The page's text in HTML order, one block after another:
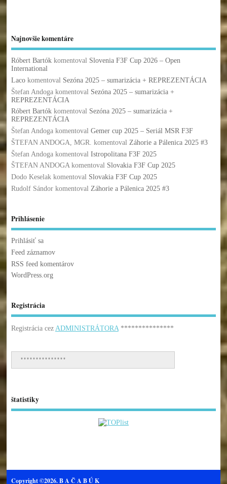
Najnovšie komentáre
Róbert Bartókkomentoval Slovenia F3F Cup 2026 – Open
International
Lacokomentoval Sezóna 2025 – sumarizácia + REPREZENTÁCIA
Štefan Andogakomentoval Sezóna 2025 – sumarizácia +
REPREZENTÁCIA
Róbert Bartókkomentoval Sezóna 2025 – sumarizácia +
REPREZENTÁCIA
Štefan Andogakomentoval Gemer cup 2025 – Seriál MSR F3F
ŠTEFAN ANDOGA, MGR. komentoval Záhorie a Pálenica 2025 #3
Štefan Andogakomentoval Istropolitana F3F 2025
ŠTEFAN ANDOGAkomentoval Slovakia F3F Cup 2025
Dodo Keselakkomentoval Slovakia F3F Cup 2025
Rudolf Sándorkomentoval Záhorie a Pálenica 2025 #3
Prihlásenie
Prihlásiť sa
Feed záznamov
RSS feed komentárov
WordPress.org
Registrácia
Registrácia cez ADMINISTRÁTORA***************
***************
štatistiky
Copyright ©2026. B A Č A B Ú K